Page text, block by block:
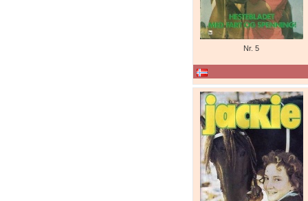
Nr. 5